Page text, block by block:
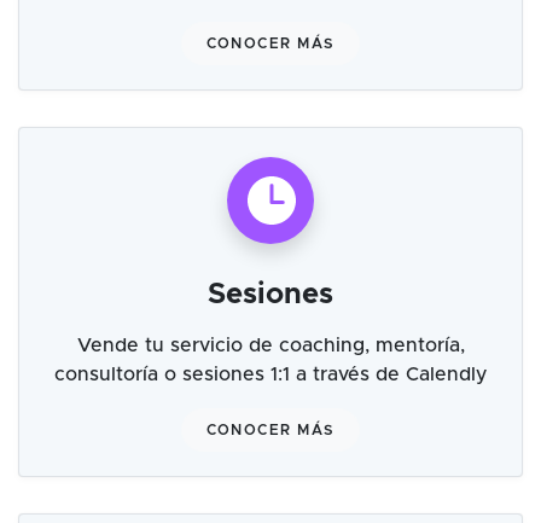
CONOCER MÁS
Sesiones
Vende tu servicio de coaching, mentoría,
consultoría o sesiones 1:1 a través de Calendly
CONOCER MÁS